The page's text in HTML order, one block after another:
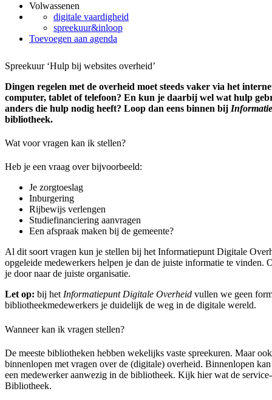
Volwassenen
digitale vaardigheid
spreekuur&inloop
Toevoegen aan agenda
Spreekuur ‘Hulp bij websites overheid’
Dingen regelen met de overheid moet steeds vaker via het
computer, tablet of telefoon? En kun je daarbij wel wat hulp
anders die hulp nodig heeft? Loop dan eens binnen bij
bibliotheek.
Wat voor vragen kan ik stellen?
Heb je een vraag over bijvoorbeeld:
Je zorgtoeslag
Inburgering
Rijbewijs verlengen
Studiefinanciering aanvragen
Een afspraak maken bij de gemeente?
Al dit soort vragen kun je stellen bij het Informatiepunt Digitale
opgeleide medewerkers helpen je dan de juiste informatie te vinden.
je door naar de juiste organisatie.
Let op: bij het Informatiepunt Digitale Overheid vullen we geen
bibliotheekmedewerkers je duidelijk de weg in de digitale wereld.
Wanneer kan ik vragen stellen?
De meeste bibliotheken hebben wekelijks vaste spreekuren. Maar
binnenlopen met vragen over de (digitale) overheid. Binnenlopen
een medewerker aanwezig in de bibliotheek. Kijk hier wat de
Bibliotheek.